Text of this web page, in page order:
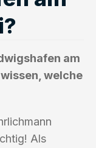
am
welche
Als